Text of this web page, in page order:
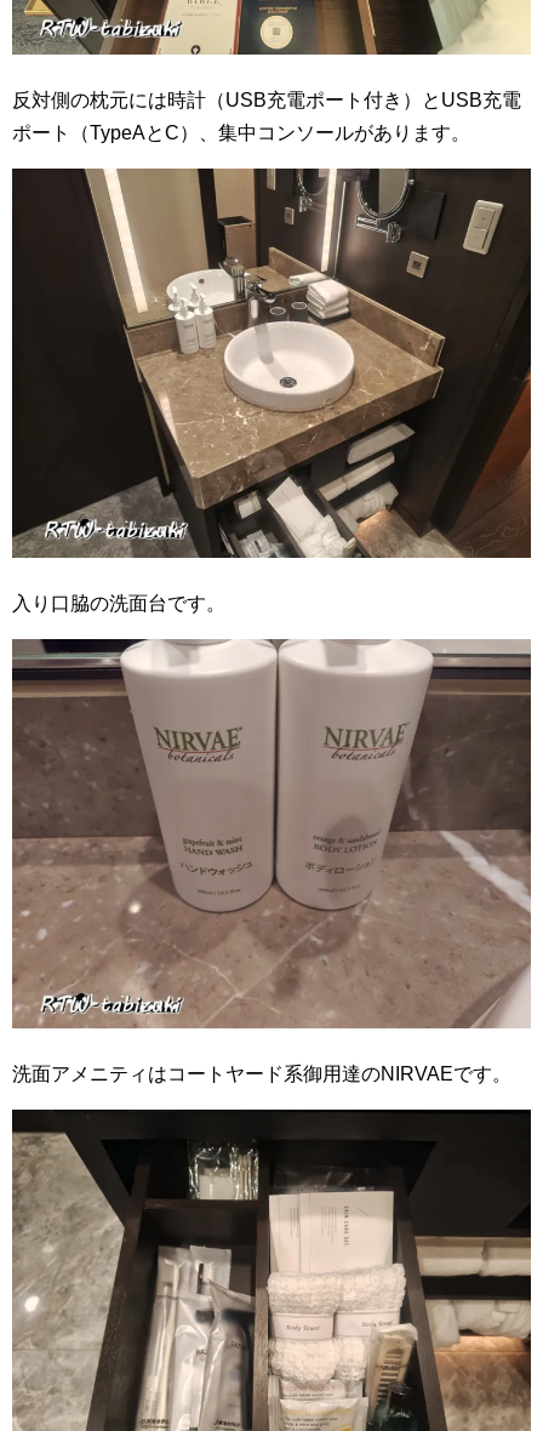
反対側の枕元には時計（USB充電ポート付き）とUSB充電
ポート（TypeAとC）、集中コンソールがあります。
入り口脇の洗面台です。
洗面アメニティはコートヤード系御用達のNIRVAEです。